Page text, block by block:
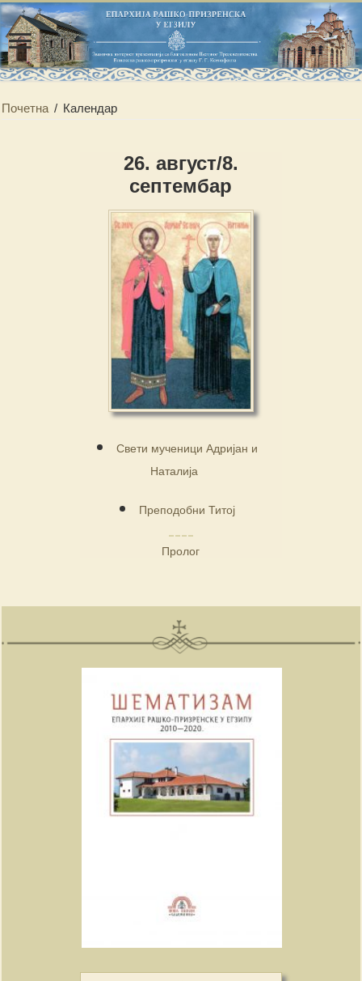
Почетна / Календар
26. август/8.
септембар
Свети мученици Адријан и
Наталија
Преподобни Титој
Пролог